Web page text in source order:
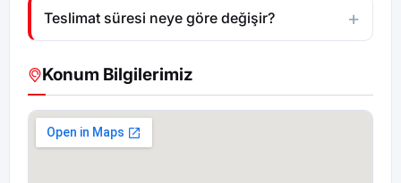
Teslimat süresi neye göre değişir?
Konum Bilgilerimiz